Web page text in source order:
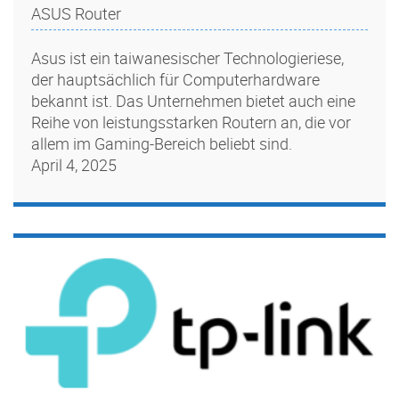
ASUS Router
Asus ist ein taiwanesischer Technologieriese,
der hauptsächlich für Computerhardware
bekannt ist. Das Unternehmen bietet auch eine
Reihe von leistungsstarken Routern an, die vor
allem im Gaming-Bereich beliebt sind.
April 4, 2025